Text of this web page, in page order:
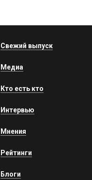
Свежий выпуск
Медиа
Кто есть кто
Интервью
Мнения
Рейтинги
Блоги